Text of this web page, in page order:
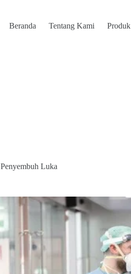
Beranda Tentang Kami Produk
Penyembuh Luka